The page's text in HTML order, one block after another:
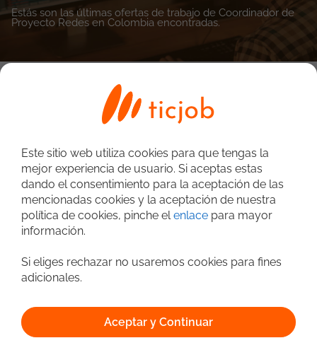
Estás son las últimas ofertas de trabajo de Coordinador de
Proyecto Redes en Colombia encontradas.
empleos encontrados
del Servicio Público de Empleo según Resolución No.
0026 del 17 de Enero de 2023,
Este sitio web utiliza cookies para que tengas la
mejor experiencia de usuario. Si aceptas estas
dando el consentimiento para la aceptación de las
mencionadas cookies y la aceptación de nuestra
política de cookies, pinche elenlace para mayor
información.
Si eliges rechazar no usaremos cookies para fines
adicionales.
Aceptar y Continuar